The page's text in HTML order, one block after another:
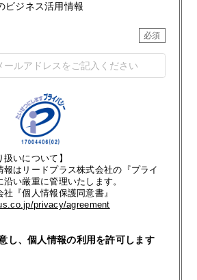
ビジネス活用情報
扱いについて】
報はリードプラス株式会社の『プライ
い厳重に管理いたします。
『個人情報保護同意書』
privacy/agreement
し、個人情報の利用を許可します